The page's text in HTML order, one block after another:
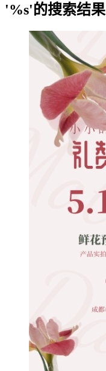
'%s'的搜索结果